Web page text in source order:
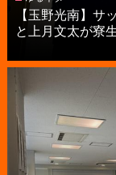
【玉野光南】
と上月文太が寮